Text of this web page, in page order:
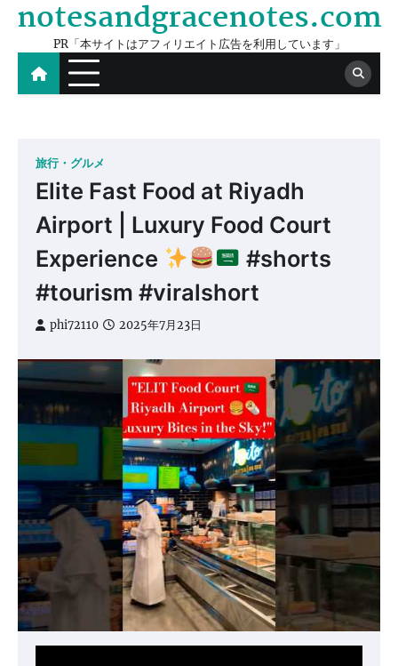
Skip
content
notesandgracenotes.com
PR「本サイトはアフィリエイト広告を利用しています」
旅行・グルメ
Elite Fast Food at Riyadh
Airport | Luxury Food Court
Experience
#shorts
#tourism #viralshort
phi72110 2025年7月23日